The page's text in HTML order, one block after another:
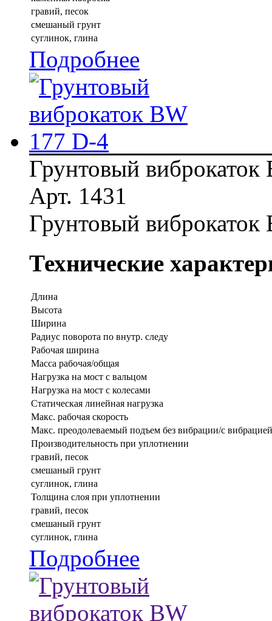
гравий, песок
смешаный грунт
суглинок, глина
Подробнее
Грунтовый
Арт. 1431
Грунтовый
Технические
Длина
Высота
Ширина
Радиус поворота по внутр. следу
Рабочая ширина
Масса рабочая/общая
Нагрузка на мост с вальцом
Нагрузка на мост с колесами
Статическая линейная нагрузка
Макс. рабочая скорость
Макс. преодолеваемый подъем без вибрации/с вибрацией
Производительность при уплотнении
гравий, песок
смешаный грунт
суглинок, глина
Толщина слоя при уплотнении
гравий, песок
смешаный грунт
суглинок, глина
Подробнее